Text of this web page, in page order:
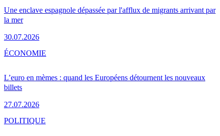
Une enclave espagnole dépassée par l'afflux de migrants arrivant par
la mer
30.07.2026
L’euro en mèmes : quand les Européens détournent les nouveaux
billets
27.07.2026
ÉCONOMIE
POLITIQUE